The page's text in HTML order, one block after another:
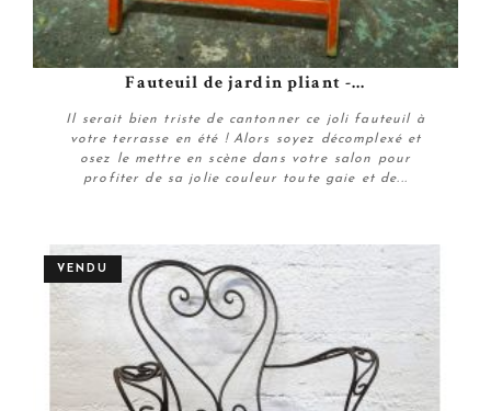
Plus de détails
Fauteuil de jardin pliant -...
Il serait bien triste de cantonner ce joli fauteuil à
votre terrasse en été ! Alors soyez décomplexé et
osez le mettre en scène dans votre salon pour
profiter de sa jolie couleur toute gaie et de...
VENDU